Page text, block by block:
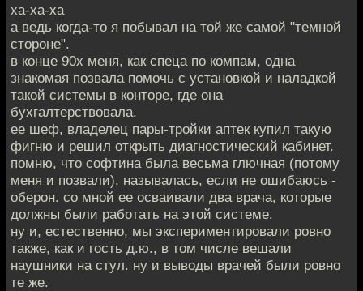
ха-ха-ха
а ведь когда-то я побывал на той же самой "темной
стороне".
в конце 90х меня, как спеца по компам, одна
знакомая позвала помочь с установкой и наладкой
такой системы в конторе, где она
бухгалтерствовала.
ее шеф, владелец пары-тройки аптек купил такую
фигню и решил открыть диагностический кабинет.
помню, что софтина была весьма глючная (потому
меня и позвали). называлась, если не ошибаюсь -
оберон. со мной ее осваивали два врача, которые
должны были работать на этой системе.
ну и, естественно, мы экспериментировали ровно
также, как и гость д.ю., в том числе вешали
наушники на стул. ну и выводы врачей были ровно
те же.